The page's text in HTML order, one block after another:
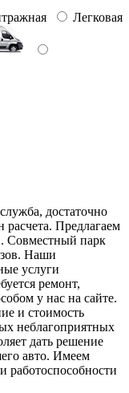
Легковая
достаточно
расчета. Предлагаем
Совместный парк
Наши
услуги
ремонт,
у нас на сайте.
и стоимость
неблагоприятных
дать решение
авто. Имеем
работоспособности